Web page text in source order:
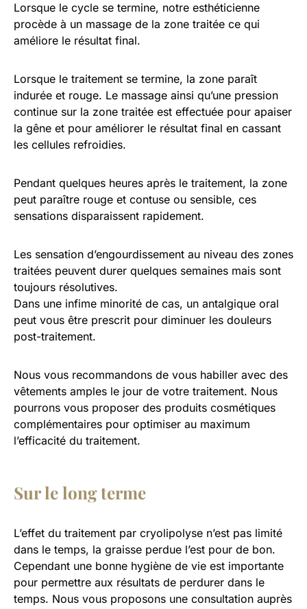
Lorsque le cycle se termine, notre esthéticienne
procède à un massage de la zone traitée ce qui
améliore le résultat final.
Lorsque le traitement se termine, la zone paraît
indurée et rouge. Le massage ainsi qu’une pression
continue sur la zone traitée est effectuée pour apaiser
la gêne et pour améliorer le résultat final en cassant
les cellules refroidies.
Pendant quelques heures après le traitement, la zone
peut paraître rouge et contuse ou sensible, ces
sensations disparaissent rapidement.
Les sensation d’engourdissement au niveau des zones
traitées peuvent durer quelques semaines mais sont
toujours résolutives.
Dans une infime minorité de cas, un antalgique oral
peut vous être prescrit pour diminuer les douleurs
post-traitement.
Nous vous recommandons de vous habiller avec des
vêtements amples le jour de votre traitement. Nous
pourrons vous proposer des produits cosmétiques
complémentaires pour optimiser au maximum
l’efficacité du traitement.
Sur le long terme
L’effet du traitement par cryolipolyse n’est pas limité
dans le temps, la graisse perdue l’est pour de bon.
Cependant une bonne hygiène de vie est importante
pour permettre aux résultats de perdurer dans le
temps. Nous vous proposons une consultation auprès